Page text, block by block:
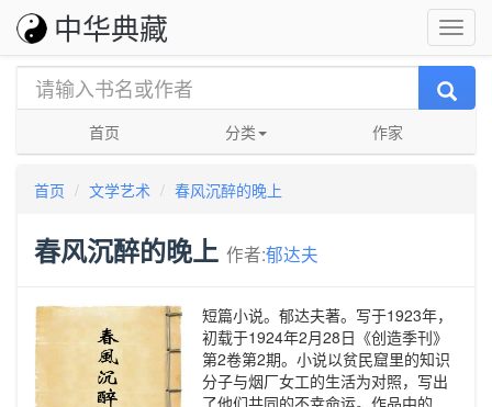
中华典藏
首页 分类 作家
首页 文学艺术 春风沉醉的晚上
春风沉醉的晚上 作者:郁达夫
短篇小说。郁达夫著。写于1923年，
初载于1924年2月28日《创造季刊》
第2卷第2期。小说以贫民窟里的知识
分子与烟厂女工的生活为对照，写出
了他们共同的不幸命运。作品中的